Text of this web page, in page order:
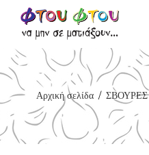
Αρχική σελίδα / ΣΒΟΥΡΕΣ